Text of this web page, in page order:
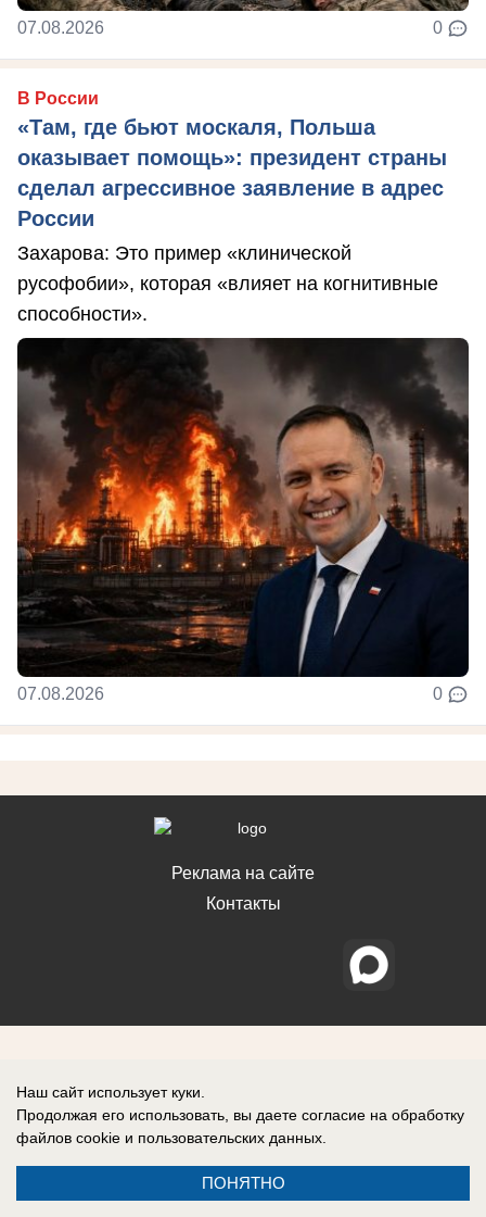
07.08.2026 0
В России
«Там, где бьют москаля, Польша
оказывает помощь»: президент страны
сделал агрессивное заявление в адрес
России
Захарова: Это пример «клинической
русофобии», которая «влияет на когнитивные
способности».
07.08.2026 0
Реклама на сайте
Контакты
Наш сайт использует куки.
Продолжая его использовать, вы даете согласие на обработку
файлов cookie и пользовательских данных.
ПОНЯТНО